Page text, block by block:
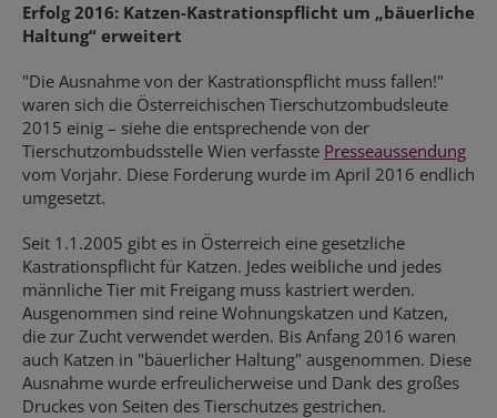
Erfolg 2016: Katzen-Kastrationspflicht um „bäuerliche
Haltung“ erweitert
"Die Ausnahme von der Kastrationspflicht muss fallen!"
waren sich die Österreichischen Tierschutzombudsleute
2015 einig – siehe die entsprechende von der
Tierschutzombudsstelle Wien verfasste Presseaussendung
vom Vorjahr. Diese Forderung wurde im April 2016 endlich
umgesetzt.
Seit 1.1.2005 gibt es in Österreich eine gesetzliche
Kastrationspflicht für Katzen. Jedes weibliche und jedes
männliche Tier mit Freigang muss kastriert werden.
Ausgenommen sind reine Wohnungskatzen und Katzen,
die zur Zucht verwendet werden. Bis Anfang 2016 waren
auch Katzen in "bäuerlicher Haltung" ausgenommen. Diese
Ausnahme wurde erfreulicherweise und Dank des großes
Druckes von Seiten des Tierschutzes gestrichen.